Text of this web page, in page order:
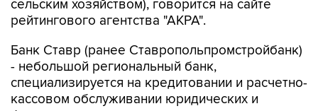
Банк Ставр (ранее Ставропольпромстройбанк)
специализируется на кредитовании и расчетно-
кассовом обслуживании юридических и
физических лиц, а также операциях на
межбанковском рынке, отмечает "Эксперт РА".